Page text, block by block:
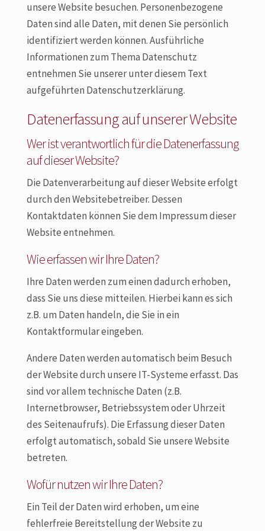
unsere Website besuchen. Personenbezogene
Daten sind alle Daten, mit denen Sie persönlich
identifiziert werden können. Ausführliche
Informationen zum Thema Datenschutz
entnehmen Sie unserer unter diesem Text
aufgeführten Datenschutzerklärung.
Datenerfassung auf unserer Website
Wer ist verantwortlich für die Datenerfassung
auf dieser Website?
Die Datenverarbeitung auf dieser Website erfolgt
durch den Websitebetreiber. Dessen
Kontaktdaten können Sie dem Impressum dieser
Website entnehmen.
Wie erfassen wir Ihre Daten?
Ihre Daten werden zum einen dadurch erhoben,
dass Sie uns diese mitteilen. Hierbei kann es sich
z.B. um Daten handeln, die Sie in ein
Kontaktformular eingeben.
Andere Daten werden automatisch beim Besuch
der Website durch unsere IT-Systeme erfasst. Das
sind vor allem technische Daten (z.B.
Internetbrowser, Betriebssystem oder Uhrzeit
des Seitenaufrufs). Die Erfassung dieser Daten
erfolgt automatisch, sobald Sie unsere Website
betreten.
Wofür nutzen wir Ihre Daten?
Ein Teil der Daten wird erhoben, um eine
fehlerfreie Bereitstellung der Website zu